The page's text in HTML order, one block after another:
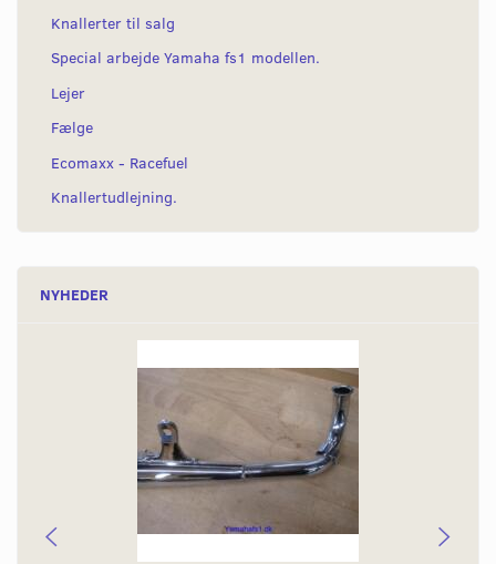
Knallerter til salg
Special arbejde Yamaha fs1 modellen.
Lejer
Fælge
Ecomaxx - Racefuel
Knallertudlejning.
NYHEDER